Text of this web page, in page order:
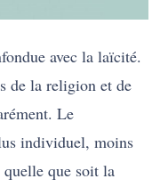
avec la laïcité.
de la religion et de
Le
individuel, moins
que soit la